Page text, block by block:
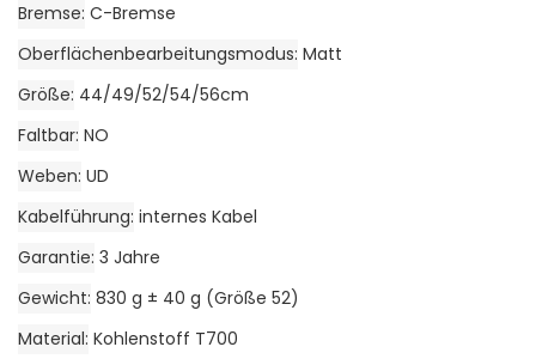
Bremse C-Bremse
Oberflächenbearbeitungsmodus Matt
Größe 44/49/52/54/56cm
Faltbar NO
Weben UD
Kabelführung internes Kabel
Garantie 3 Jahre
Gewicht 830 g ± 40 g (Größe 52)
Material Kohlenstoff T700